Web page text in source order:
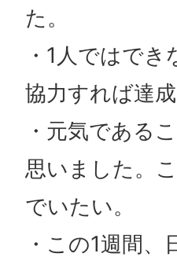
た。
・1人ではで
協力すれば達成
・元気である
思いました。
でいたい。
・この1週間、